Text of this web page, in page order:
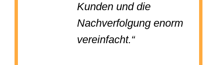
Kunden und die
Nachverfolgung enorm
vereinfacht.“